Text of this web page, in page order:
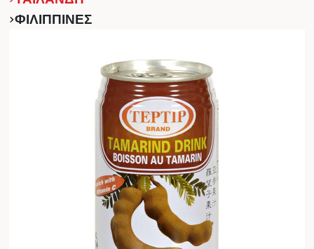
ΦΙΛΙΠΠΙΝΕΣ